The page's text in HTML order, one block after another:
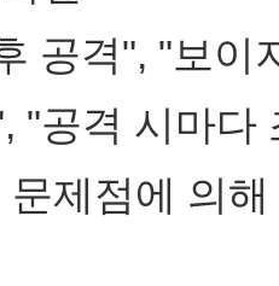
공격", "보이
"공격 시마다
문제점에 의